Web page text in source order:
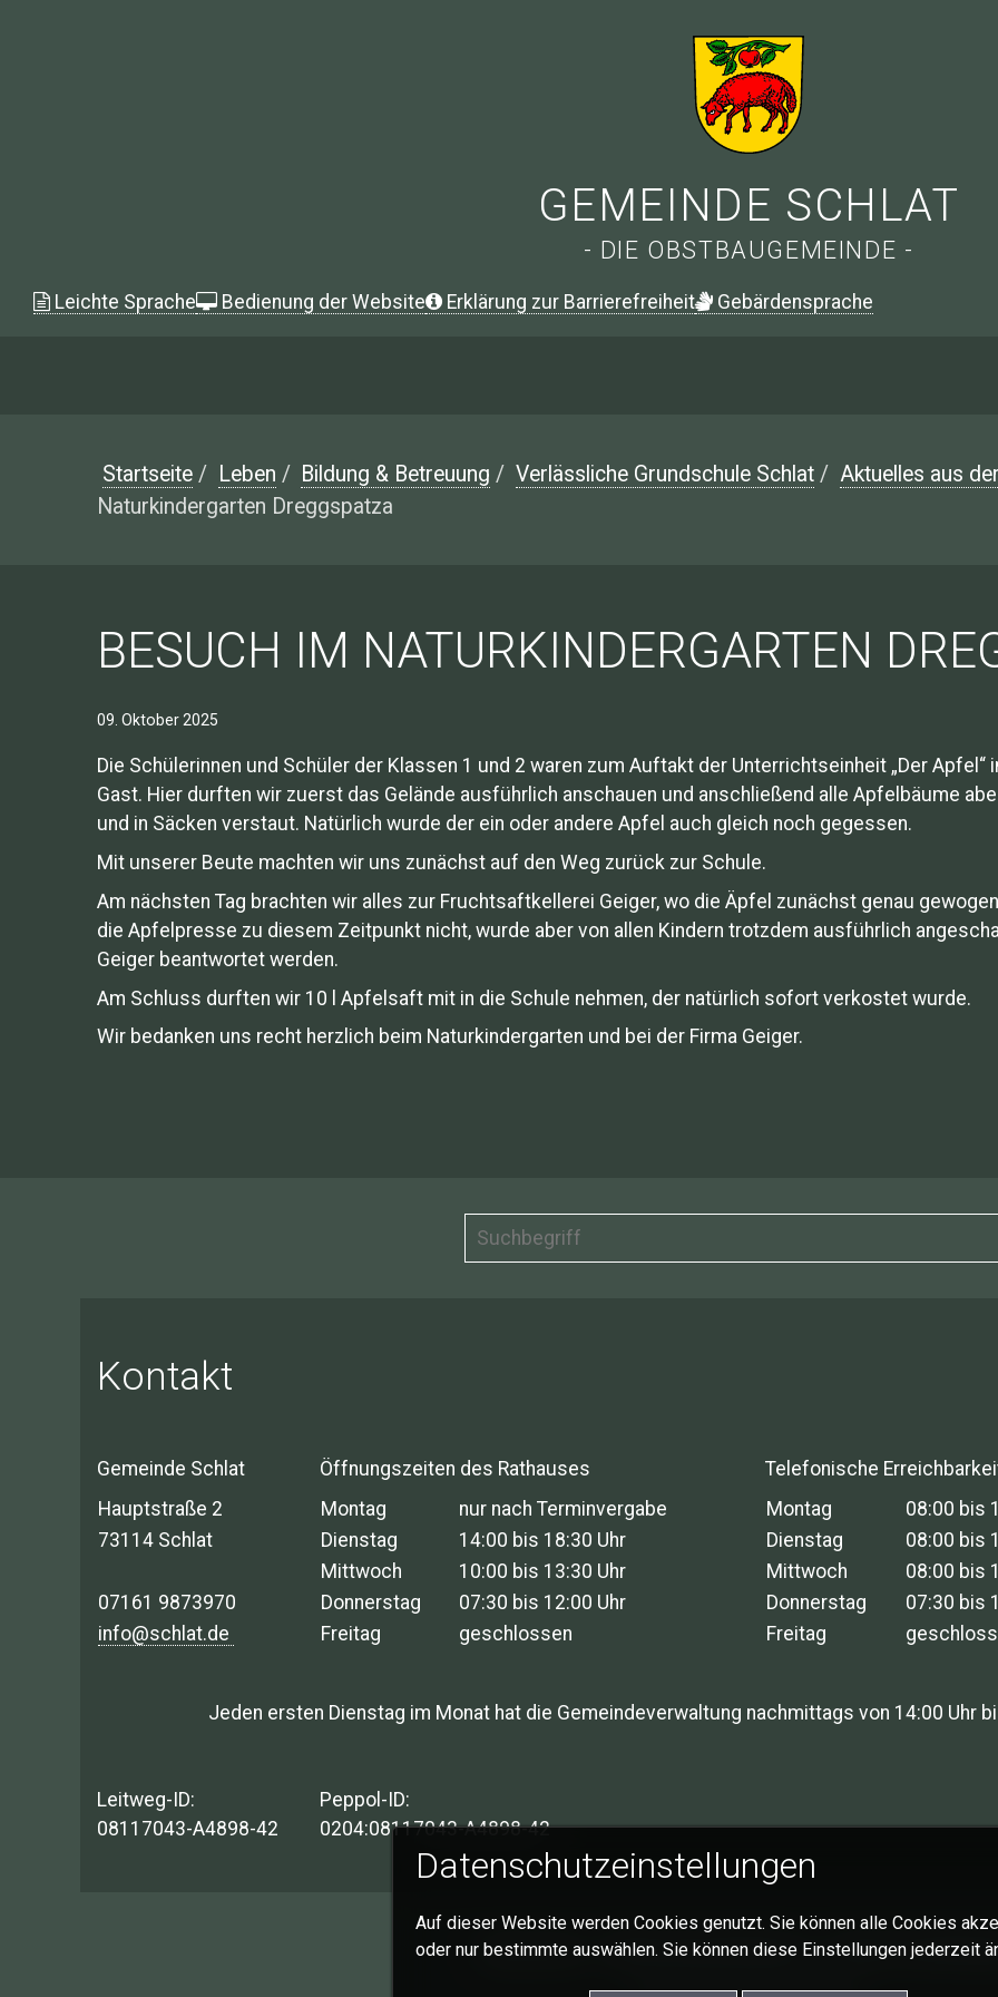
GEMEINDE SCHLAT
- DIE OBSTBAUGEMEINDE -
Leichte Sprache Bedienung der Website Erklärung zur Barrierefreiheit Gebärdensprache
Startseite / Leben / Bildung & Betreuung / Verlässliche Grundschule Schlat / Aktuelles aus
Naturkindergarten Dreggspatza
BESUCH IM NATURKINDERGARTEN
09. Oktober 2025
Die Schülerinnen und Schüler der Klassen 1 und 2 waren zum Auftakt der Unterrichtseinheit „Der
Gast. Hier durften wir zuerst das Gelände ausführlich anschauen und anschließend alle Apfelbäume
und in Säcken verstaut. Natürlich wurde der ein oder andere Apfel auch gleich noch gegessen.
Mit unserer Beute machten wir uns zunächst auf den Weg zurück zur Schule.
Am nächsten Tag brachten wir alles zur Fruchtsaftkellerei Geiger, wo die Äpfel zunächst genau
die Apfelpresse zu diesem Zeitpunkt nicht, wurde aber von allen Kindern trotzdem ausführlich
Geiger beantwortet werden.
Am Schluss durften wir 10 l Apfelsaft mit in die Schule nehmen, der natürlich sofort verkostet wurde.
Wir bedanken uns recht herzlich beim Naturkindergarten und bei der Firma Geiger.
Kontakt
Gemeinde Schlat
Hauptstraße 2
73114 Schlat
07161 9873970
info@schlat.de
Öffnungszeiten des Rathauses
Montag
nur nach Terminvergabe
Dienstag
14:00 bis 18:30 Uhr
Mittwoch
10:00 bis 13:30 Uhr
Donnerstag
07:30 bis 12:00 Uhr
Freitag
geschlossen
Telefonische
Montag
08:00 bis
Dienstag
08:00 bis
Mittwoch
08:00 bis
Donnerstag
07:30 bis
Freitag
Jeden ersten Dienstag im Monat hat die Gemeindeverwaltung nachmittags von 14:00 Uhr
Leitweg-ID:
08117043-A4898-42
Peppol-ID:
0204:08117043-A4898-42
Impressum Datenschutzerklärung Cookie-
Datenschutzeinstellungen
Auf dieser Website werden Cookies genutzt. Sie können alle Cookies
oder nur bestimmte auswählen. Sie können diese Einstellungen jederzeit